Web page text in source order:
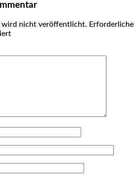
wird nicht veröffentlicht. Erforderliche